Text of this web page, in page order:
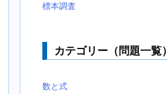
標本調査
カテゴリー（問題一覧）
数と式